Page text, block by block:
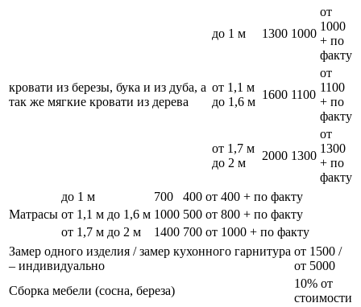
кровати из березы, бука и из дуба, а
так же мягкие кровати из дерева
до 1 м 1300 1000
от
1000
+ по
факту
от 1,1 м
до 1,6 м
1600 1100
от
1100
+ по
факту
от 1,7 м
до 2 м
2000 1300
от
1300
+ по
факту
Матрасы
до 1 м 700 400 от 400 + по факту
от 1,1 м до 1,6 м 1000 500 от 800 + по факту
от 1,7 м до 2 м
1400 700 от 1000 + по факту
Замер одного изделия / замер кухонного гарнитура
– индивидуально
от 1500 /
от 5000
Сборка мебели (сосна, береза)
10% от
стоимости